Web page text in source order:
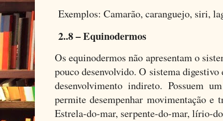
Exemplos: Camarão, caranguejo, siri,
2..8 – Equinodermos
Os equinodermos não apresentam o
pouco desenvolvido. O sistema
desenvolvimento indireto. Possuem
permite desempenhar movimentação e
Estrela-do-mar, serpente-do-mar, lírio-